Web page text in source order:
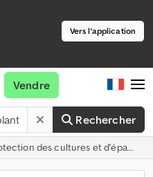
Vers l'application
Rechercher
Vendre
des cultures et